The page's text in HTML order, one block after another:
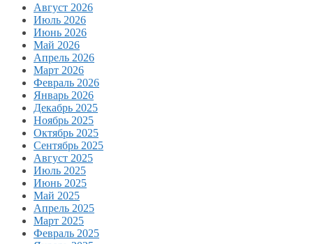
Август 2026
Июль 2026
Июнь 2026
Май 2026
Апрель 2026
Март 2026
Февраль 2026
Январь 2026
Декабрь 2025
Ноябрь 2025
Октябрь 2025
Сентябрь 2025
Август 2025
Июль 2025
Июнь 2025
Май 2025
Апрель 2025
Март 2025
Февраль 2025